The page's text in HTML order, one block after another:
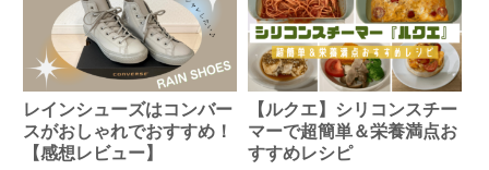
レインシューズはコンバー
スがおしゃれでおすすめ！
【感想レビュー】
【ルクエ】シリコンスチー
マーで超簡単＆栄養満点お
すすめレシピ